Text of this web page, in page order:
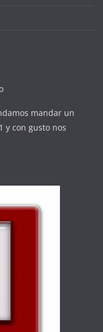
mandar un
y con gusto nos